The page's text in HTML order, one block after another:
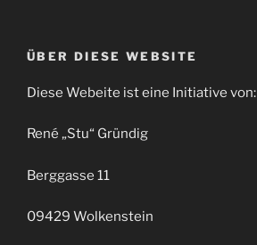
ÜBER DIESE WEBSITE
Diese Webeite ist eine Initiative von:
René „Stu“ Gründig
Berggasse 11
09429 Wolkenstein